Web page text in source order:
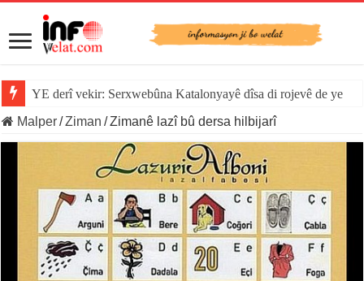
YE derî vekir: Serxwebûna Katalonyayê dîsa di rojevê de ye
Malper/Ziman /Zimanê lazî bû dersa hilbijarî